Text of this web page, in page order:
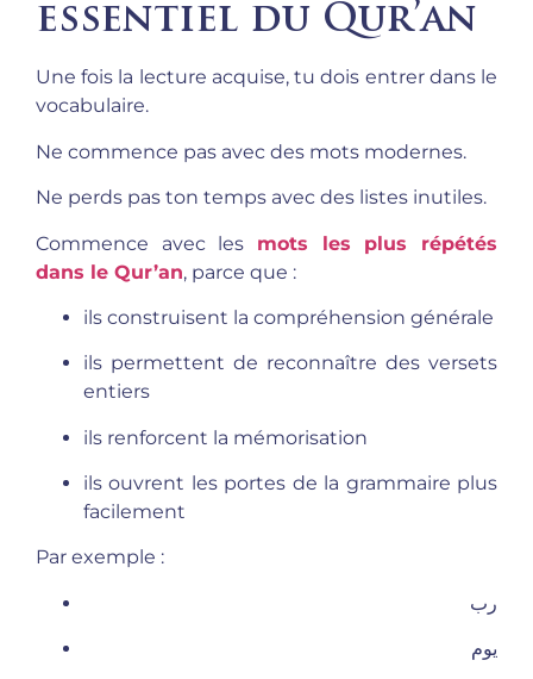
essentiel du Qur’an
Une fois la lecture acquise, tu dois entrer dans le
vocabulaire.
Ne commence pas avec des mots modernes.
Ne perds pas ton temps avec des listes inutiles.
Commence avec les mots les plus répétés
dans le Qur’an, parce que :
ils construisent la compréhension générale
ils permettent de reconnaître des versets
entiers
ils renforcent la mémorisation
ils ouvrent les portes de la grammaire plus
facilement
Par exemple :
رب
يوم